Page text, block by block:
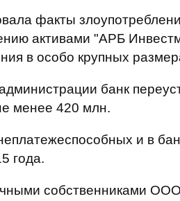
факты
активами "АРБ
в особо крупных
банк
менее 420 млн.
и в
года.
собственниками